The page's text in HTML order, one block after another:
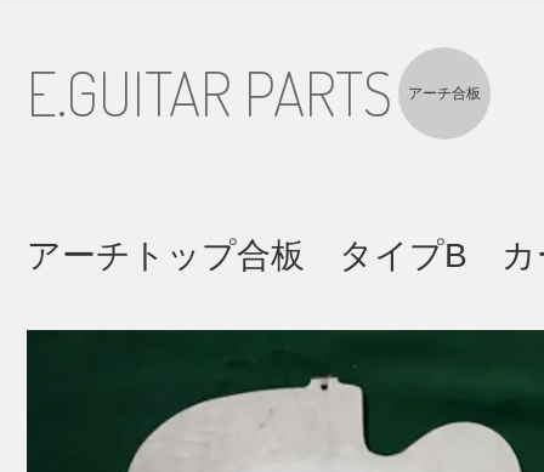
E.GUITAR PARTS アーチ合板
アーチトップ合板 タイプB カ